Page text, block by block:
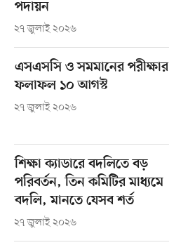
পদায়ন
২৭ জুলাই ২০২৬
এসএসসি ও সমমানের পরীক্ষার
ফলাফল ১০ আগস্ট
২৭ জুলাই ২০২৬
শিক্ষা ক্যাডারে বদলিতে বড়
পরিবর্তন, তিন কমিটির মাধ্যমে
বদলি, মানতে যেসব শর্ত
২৭ জুলাই ২০২৬